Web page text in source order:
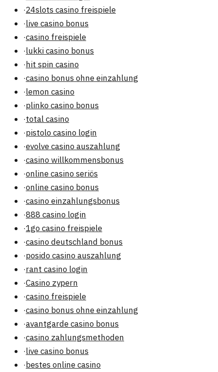
·24slots casino freispiele
·live casino bonus
·casino freispiele
·lukki casino bonus
·hit spin casino
·casino bonus ohne einzahlung
·lemon casino
·plinko casino bonus
·total casino
·pistolo casino login
·evolve casino auszahlung
·casino willkommensbonus
·online casino seriös
·online casino bonus
·casino einzahlungsbonus
·888 casino login
·1go casino freispiele
·casino deutschland bonus
·posido casino auszahlung
·rant casino login
·Casino zypern
·casino freispiele
·casino bonus ohne einzahlung
·avantgarde casino bonus
·casino zahlungsmethoden
·live casino bonus
·bestes online casino